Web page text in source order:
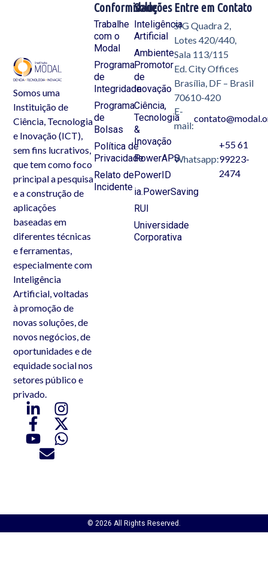
Somos uma
Instituição de
Ciência, Tecnologia
e Inovação (ICT),
sem fins lucrativos,
que tem como foco
principal a pesquisa
e a construção de
aplicações
baseadas em
diferentes técnicas
e ferramentas,
especialmente com
Inteligência
Artificial, voltadas
à promoção de
novas soluções, de
novos negócios, de
oportunidades e de
equidade social nos
setores público e
privado.
Soluções
Inteligência
Artificial
Ambiente
Promotor
de
Inovação
Ciência,
Tecnologia
&
Inovação
PowerAPS
PowerID
ia.PowerSaving
RUI
Universidade
Corporativa
Conformidade
Trabalhe
com o
Modal
Programa
de
Integridade
Programa
de
Bolsas
Política de
Privacidade
Relato de
Incidente
Entre em Contato
SIG Quadra 2,
Lotes 420/440,
Sala 113/115
Ed. City Offices
Brasília, DF – Brasil
70610-420
E-
mail:
Whatsapp:
+55 61
99223-
2474
© 2026 All Rights Reserved.